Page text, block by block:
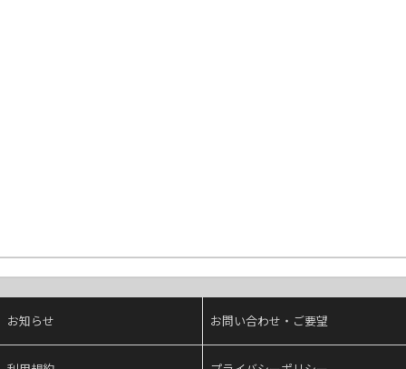
お知らせ お問い合わせ・ご要望